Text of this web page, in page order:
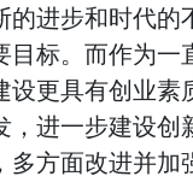
的进步和时代
目标。而作为
设更具有创业
，进一步建设
多方面改进并